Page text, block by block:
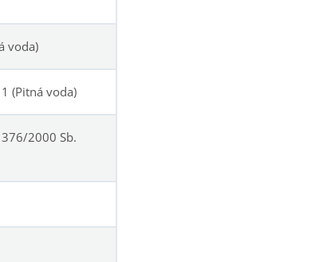
voda)
(Pitná voda)
2000 Sb.